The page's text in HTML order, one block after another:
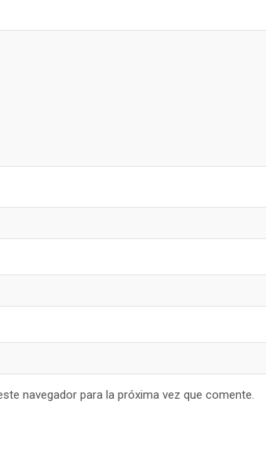
navegador para la próxima vez que comente.